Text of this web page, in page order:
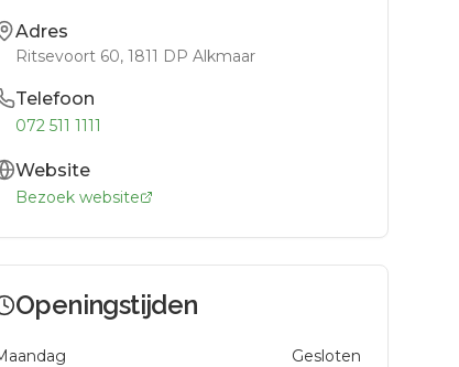
Adres
Ritsevoort 60, 1811 DP Alkmaar
Telefoon
072 511 1111
Website
Bezoek website
Openingstijden
Gesloten